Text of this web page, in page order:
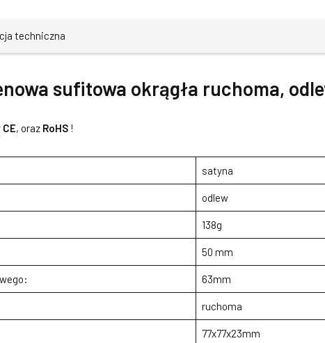
techniczna
sufitowa okrągła ruchoma,
CE, oraz RoHS !
satyna
odlew
138g
50 mm
63mm
ruchoma
77x77x23mm